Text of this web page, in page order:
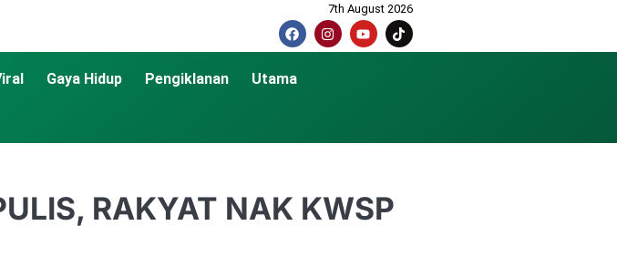
7th August 2026
Gaya Hidup Pengiklanan Utama
RAKYAT NAK KWSP